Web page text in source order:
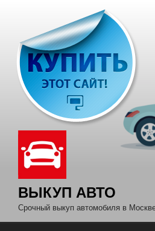
содержимому
ВЫКУП АВТО
Срочный выкуп автомобиля в